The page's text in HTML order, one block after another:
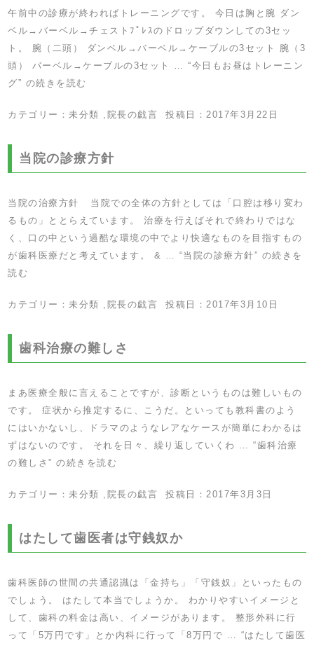
午前中の診療が終わればトレーニングです。 今日は胸と腕 ダン
ベル→バーベル→チェストﾌﾟﾚｽのドロップダウンしての3セッ
ト。 腕（二頭） ダンベル→バーベル→ケーブルの3セット 腕（3
頭） バーベル→ケーブルの3セット …“今日もお昼はトレーニン
グ” の続きを読む
カテゴリー：未分類 , 院長の戯言 投稿日：2017年3月22日
当院の診療方針
当院の治療方針 当院での全体の方針としては「口腔は移り変わ
るもの」ととらえています。 治療を行えばそれで終わりではな
く、口の中という過酷な環境の中でより快適なものを目指すもの
が歯科医療だと考えています。 & … “当院の診療方針” の続きを
読む
カテゴリー：未分類 , 院長の戯言 投稿日：2017年3月10日
歯科治療の難しさ
まあ医療全般に言えることですが、診断というものは難しいもの
です。 症状から推定するに、こうだ。といっても教科書のよう
にはいかないし、ドラマのようなレアなケースが簡単にわかるは
ずはないのです。 それを日々、繰り返していくわ …“歯科治療
の難しさ” の続きを読む
カテゴリー：未分類 , 院長の戯言 投稿日：2017年3月3日
はたして歯医者は守銭奴か
歯科医師の世間の共通認識は「金持ち」「守銭奴」といったもの
でしょう。 はたして本当でしょうか。 わかりやすいイメージと
して、歯科の料金は高い、イメージがあります。 整形外科に行
って「5万円です」とか内科に行って「8万円で … “はたして歯医